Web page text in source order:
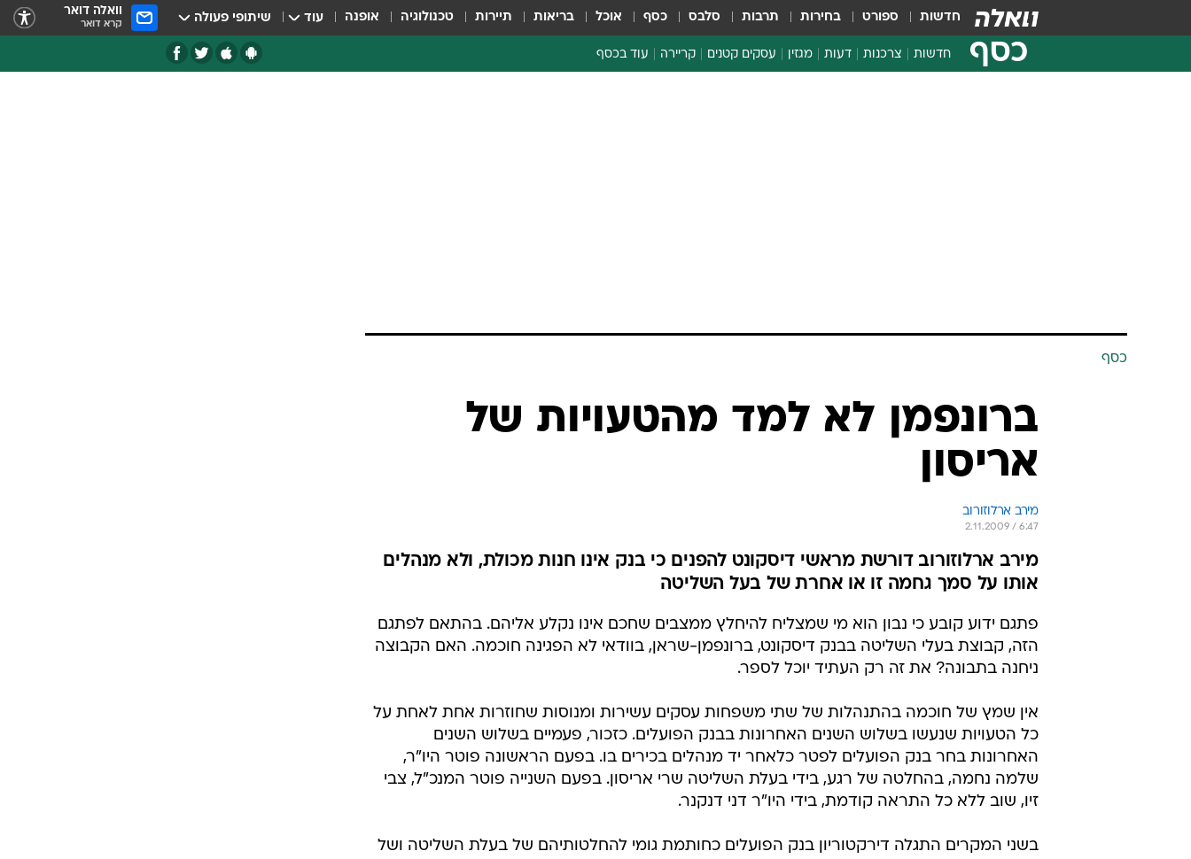
חדשות ספורט בחירות תרבות סלבס כסף אוכל בריאות תיירות טכנולוגיה אופנה עוד שיתופי פעולה וואלה דואר
קרא דואר
כסף חדשות צרכנות דעות מגזין עסקים קטנים קריירה עוד בכסף
כסף
ברונפמן לא למד מהטעויות של
אריסון
מירב ארלוזורוב
2.11.2009 / 6:47
מירב ארלוזורוב דורשת מראשי דיסקונט להפנים כי בנק אינו חנות מכולת, ולא מנהלים
אותו על סמך גחמה זו או אחרת של בעל השליטה
פתגם ידוע קובע כי נבון הוא מי שמצליח להיחלץ ממצבים שחכם אינו נקלע אליהם. בהתאם לפתגם
הזה, קבוצת בעלי השליטה בבנק דיסקונט, ברונפמן-שראן, בוודאי לא הפגינה חוכמה. האם הקבוצה
ניחנה בתבונה? את זה רק העתיד יוכל לספר.
אין שמץ של חוכמה בהתנהלות של שתי משפחות עסקים עשירות ומנוסות שחוזרות אחת לאחת על
כל הטעויות שנעשו בשלוש השנים האחרונות בבנק הפועלים. כזכור, פעמיים בשלוש השנים
האחרונות בחר בנק הפועלים לפטר כלאחר יד מנהלים בכירים בו. בפעם הראשונה פוטר היו"ר,
שלמה נחמה, בהחלטה של רגע, בידי בעלת השליטה שרי אריסון. בפעם השנייה פוטר המנכ"ל, צבי
זיו, שוב ללא כל התראה קודמת, בידי היו"ר דני דנקנר.
בשני המקרים התגלה דירקטוריון בנק הפועלים כחותמת גומי להחלטותיהם של בעלת השליטה ושל